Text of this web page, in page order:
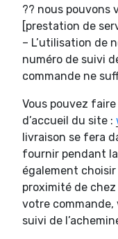
?? nous pouvons
[prestation de
– L’utilisation de
numéro de suivi
commande ne
Vous pouvez
d’accueil du site :
livraison se fera
fournir pendant
également
proximité de
votre
suivi de